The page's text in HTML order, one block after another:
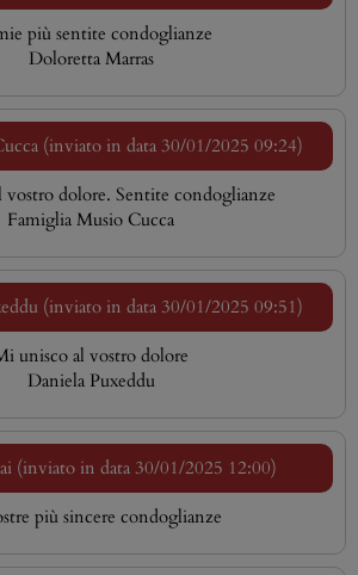
più sentite condoglianze
Doloretta Marras
(inviato in data 30/01/2025 09:24)
vostro dolore. Sentite condoglianze
Famiglia Musio Cucca
(inviato in data 30/01/2025 09:51)
unisco al vostro dolore
Daniela Puxeddu
(inviato in data 30/01/2025 12:00)
più sincere condoglianze